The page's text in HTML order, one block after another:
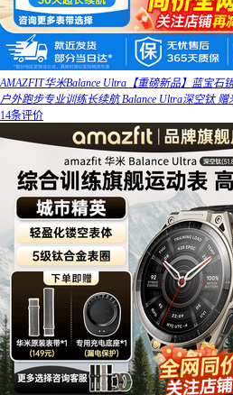
AMAZFIT华米Balance Ultra【重磅新品】蓝宝石
户外跑步专业训练长续航 Balance Ultra深空钛
14条评价